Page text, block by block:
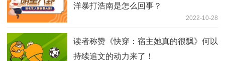
洋暴打浩南是怎么回事？
2022-10-28
读者称赞《快穿：宿主她真的很飘》何以
持续追文的动力来了！